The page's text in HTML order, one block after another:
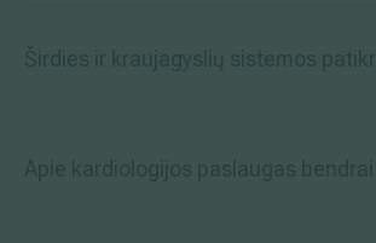
Širdies ir kraujagyslių sistemos
Apie kardiologijos paslaugas bendrai